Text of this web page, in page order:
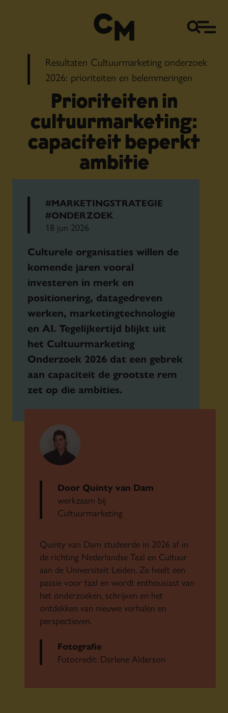
Resultaten Cultuurmarketing onderzoek
2026: prioriteiten en belemmeringen
Prioriteiten in
cultuurmarketing:
capaciteit beperkt
ambitie
#MARKETINGSTRATEGIE
#ONDERZOEK
18 jun 2026
Culturele organisaties willen de
komende jaren vooral
investeren in merk en
positionering, datagedreven
werken, marketingtechnologie
en AI. Tegelijkertijd blijkt uit
het Cultuurmarketing
Onderzoek 2026 dat een gebrek
aan capaciteit de grootste rem
zet op die ambities.
Door Quinty van Dam
werkzaam bij
Cultuurmarketing
Quinty van Dam studeerde in 2026 af in
de richting Nederlandse Taal en Cultuur
aan de Universiteit Leiden. Ze heeft een
passie voor taal en wordt enthousiast van
het onderzoeken, schrijven en het
ontdekken van nieuwe verhalen en
perspectieven.
Fotografie
Fotocredit: Darlene Alderson